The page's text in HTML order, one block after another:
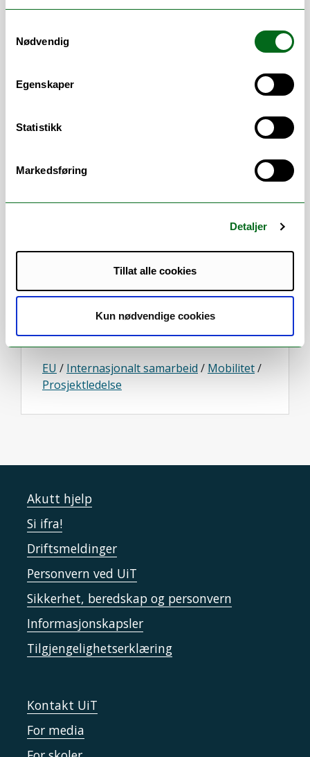
Nødvendig
Egenskaper
Statistikk
Markedsføring
Detaljer
Tillat alle cookies
Kun nødvendige cookies
som mål å skape en felles europeisk
utgangspunkt for utdanning og forskning.
EUGLOH legger til rette for og finansierer
universiteter, i form av kurs, seminarer
Ved å delta kan du lære mer om blant
Aktivitetene er tilgjengelige for både
studenter, forskere og universitetsansatte.
UiT EUGLOH//eugloh@uit.no
Arbeidsområder
EU / Internasjonalt samarbeid / Mobilitet/
Prosjektledelse
Akutt hjelp
Si ifra!
Driftsmeldinger
Personvern ved UiT
Sikkerhet, beredskap og personvern
Informasjonskapsler
Tilgjengelighetserklæring
Kontakt UiT
For media